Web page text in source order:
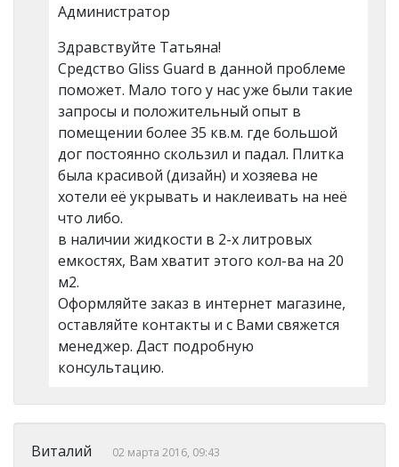
Администратор
Здравствуйте Татьяна!
Средство Gliss Guard в данной проблеме
поможет. Мало того у нас уже были такие
запросы и положительный опыт в
помещении более 35 кв.м. где большой
дог постоянно скользил и падал. Плитка
была красивой (дизайн) и хозяева не
хотели её укрывать и наклеивать на неё
что либо.
в наличии жидкости в 2-х литровых
емкостях, Вам хватит этого кол-ва на 20
м2.
Оформляйте заказ в интернет магазине,
оставляйте контакты и с Вами свяжется
менеджер. Даст подробную
консультацию.
Виталий 02 марта 2016, 09:43